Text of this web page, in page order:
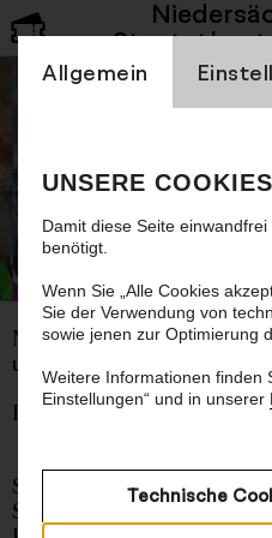
Einstellung
Allgemein
UNSERE COOKIES
Damit diese Seite
benötigt.
Wenn Sie „Alle Cookies
Sie der Verwendung von
sowie jenen zur Optimierung
Weitere Informationen finden
Einstellungen“ und in unserer
Technische
Mit Musik u. a. von Steve
und Ida Moberg sowie
Empfohlen ab 6 Jahren
Städte sind niemals still.
Schritte auf dem